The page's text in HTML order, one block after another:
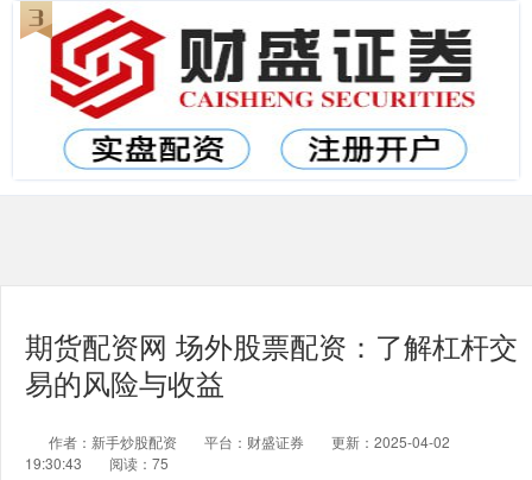
期货配资网 场外股票配资：了解杠杆交
易的风险与收益
作者：新手炒股配资 平台：财盛证券
更新：2025-04-02
19:30:43
阅读：75